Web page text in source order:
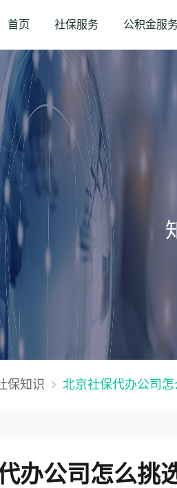
首页 社保服务 公积金服
保知识 北京社保代办公司
办公司怎么挑